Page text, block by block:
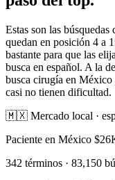
Estas son las
quedan en posición 4 a
bastante para que las
busca en español. A la
busca cirugía en
casi no tienen dificultad.
🇲🇽 Mercado local ·
Paciente en México
342 términos · 83,150